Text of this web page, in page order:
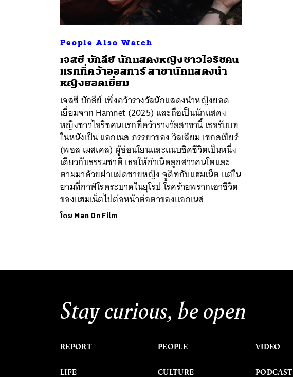
People Also Watch
เจสซี บักลีย์ นักแสดงหญิงชาวไอริชคน
แรกที่คว้าออสการ์ สาขานักแสดงนำ
หญิงยอดเยี่ยม
เจสซี บักลีย์ เพิ่งคว้ารางวัลนักแสดงนำหญิงยอด
เยี่ยมจาก Hamnet (2025) และถือเป็นนักแสดง
หญิงชาวไอริชคนแรกที่คว้ารางวัลสาขานี้ เธอรับบท
ในหนังเป็น แอกเนส ภรรยาของ วิลเลียม เชกสเปียร์
(พอล เมสเคล) ผู้อ่อนโยนและแนบชิดชีวิตเป็นหนึ่ง
เดียวกับธรรมชาติ เธอให้กำเนิดลูกสาวคนโตและ
ตามมาด้วยฝาแฝดชายหญิง จูดิทกับแฮมเน็ต แต่ใน
ยามที่กาฬโรคระบาดในยุโรป โรคร้ายพรากเอาชีวิต
ของแฮมเน็ตไปต่อหน้าต่อตาของแอกเนส
โดย Man On Film
Stay curious, be open
REPORT
LIFE
PEOPLE
CULTURE
VIDEO
PODCAST
ค้นหา